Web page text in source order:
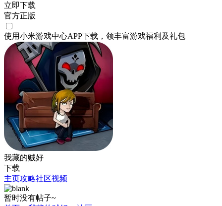
立即下载
官方正版
使用小米游戏中心APP下载 ，领丰富游戏福利 及礼包
我藏的贼好
下载
主页攻略社区视频
暂时没有帖子~